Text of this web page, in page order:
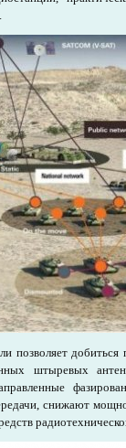
позволяет добиться
штыревых
снижают